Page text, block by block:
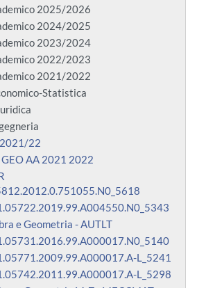
2025/2026
2024/2025
2023/2024
2022/2023
2021/2022
Statistica
2021/22
AA 2021 2022
e Geometria - AUTLT
L_5241
L_5298